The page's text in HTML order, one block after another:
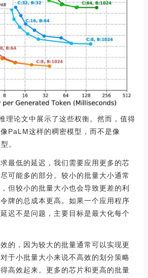
理论文中展示了这些权衡。然而，值得
PaLM这样的稠密模型，而不是像
。
最低的延迟，我们需要应用更多的芯
可能多的部分。较小的批量大小通常
但较小的批量大小也会导致更差的利
牌的总成本更高。如果一个应用程序
迟不是问题，主要目标是最大化每个
的，因为较大的批量通常可以实现更
于小批量大小来说不高效的划分策略
高效起来。更多的芯片和更高的批量